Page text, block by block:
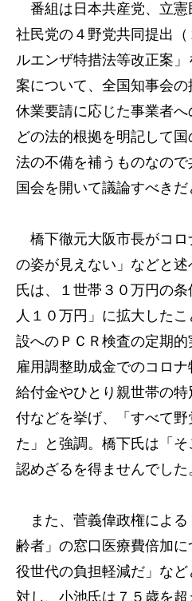
番組は日本共産党、立憲
社民党の４野党共同提出
ルエンザ特措法等改正案
案について、全国知事会の
休業要請に応じた事業者
どの法的根拠を明記して
法の不備を補うものなので
国会を開いて議論すべきだ
橋下徹元大阪市長がコロ
の姿が見えない」などと
氏は、１世帯３０万円の
人１０万円」に拡大した
設へのＰＣＲ検査の定期的
雇用調整助成金でのコロ
給付金やひとり親世帯の
付などを挙げ、「すべて
た」と強調。橋下氏は「
認めざるを得ませんでした
また、菅義偉政権による
齢者」の窓口医療費倍加
役世代の負担軽減だ」な
対し、小池氏は７５歳を